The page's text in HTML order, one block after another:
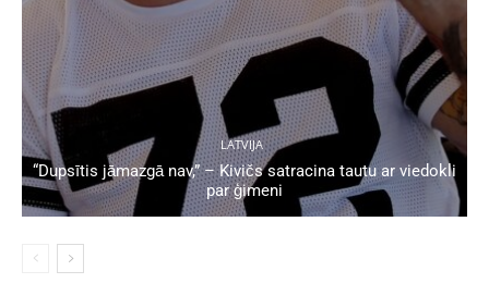
LATVIJA
“Dupsītis jāmazgā nav,” – Kivičs satracina tautu ar viedokli
par ģimeni